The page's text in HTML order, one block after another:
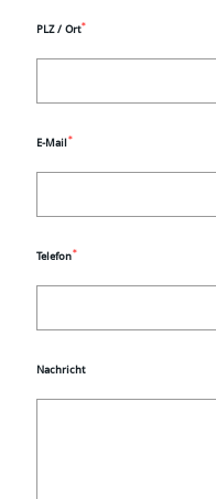
PLZ / Ort*
E-Mail *
Telefon*
Nachricht